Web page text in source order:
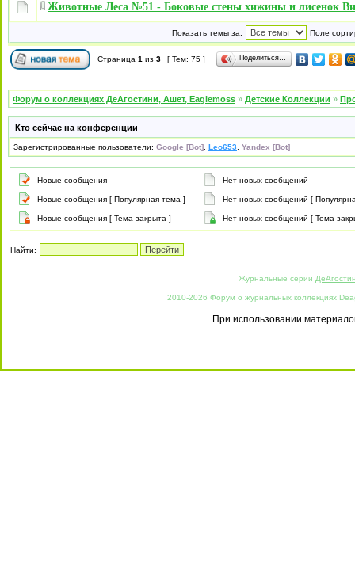
Животные Леса №51 - Боковые стены хижины и лисенок
Показать темы за: Поле
Страница 1 из 3 [ Тем: 75 ] Поделиться…
Форум о коллекциях ДеАгостини, Ашет, Eaglemoss » Детские Коллекции »
Кто сейчас на конференции
Зарегистрированные пользователи: Google [Bot] Leo653 Yandex [Bot]
Новые сообщения Нет новых сообщений
Новые сообщения [ Популярная тема ] Нет новых сообщений [
Новые сообщения [ Тема закрыта ] Нет новых сообщений [ Тема
Найти:
Журнальные серии
2010-2026 Форум о журнальных коллекциях
При использовании